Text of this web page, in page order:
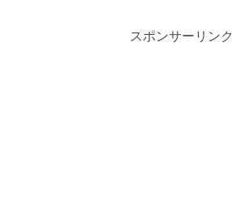
スポンサーリンク